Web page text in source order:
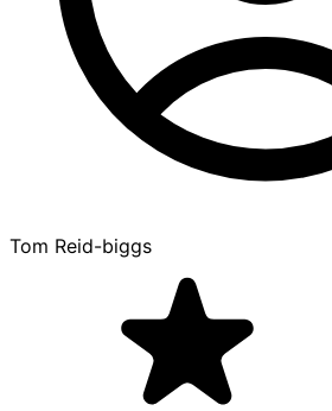
Tom Reid-biggs